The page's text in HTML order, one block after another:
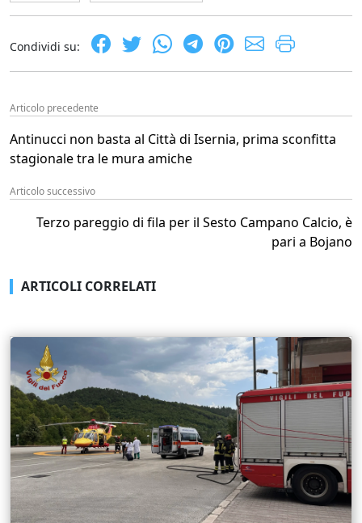
Condividi su:
Articolo precedente
Antinucci non basta al Città di Isernia, prima sconfitta
stagionale tra le mura amiche
Articolo successivo
Terzo pareggio di fila per il Sesto Campano Calcio, è
pari a Bojano
ARTICOLI CORRELATI